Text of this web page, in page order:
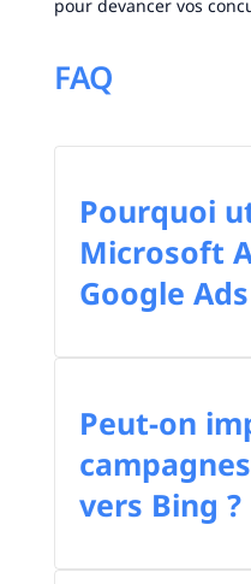
pour devancer vos
FAQ
Pourquoi
Microsoft
Google
Peut-on
vers Bing ?